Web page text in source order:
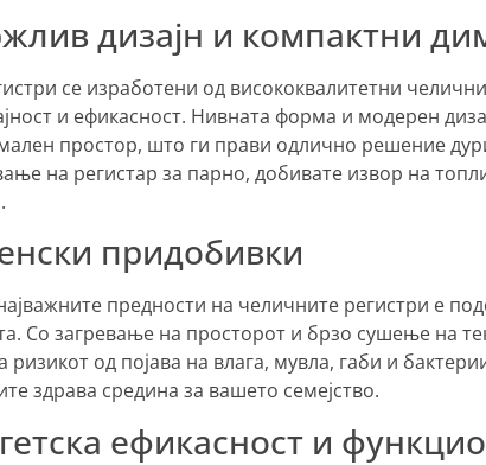
дизајн и компактни
се изработени од висококвалитетни
и ефикасност. Нивната форма и модерен
простор, што ги прави одлично решение
на регистар за парно, добивате извор на
придобивки
предности на челичните регистри е
Со загревање на просторот и брзо сушење на
ризикот од појава на влага, мувла, габи и
здрава средина за вашето семејство.
ефикасност и